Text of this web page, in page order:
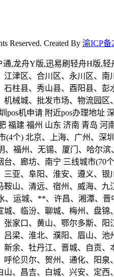
Reserved. Created By 渝ICP备
通,龙舟Y版,迅易刷轻舟H版
津区、合川区、永川区、
柱县、秀山县、酉阳县、
械城、批发市场、物流园
pos机申请 附近pos办理地
福建 福州 山东 济南 青岛
个) 北京、上海、广州、深
福州、无锡、厦门、哈尔
、廊坊、南宁 三线城市
亚、阜阳、淮安、遵义、
山、清远、宿州、威海、
运城、**、许昌、湘潭、
、临汾、聊城、梅州、盘
家口、黄山、鄂尔多斯、
梁、淮北、濮阳、眉山、
余、牡丹江、晋城、自贡
伦贝尔、贺州、通化、阳
、昌吉、白城、兴安、定